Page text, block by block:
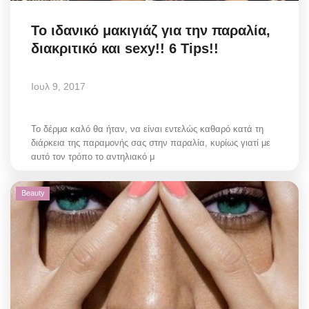
Aegean Islands
Σεβασμιώτατος Δωρόθεος Β’
Cost Of Living Crisis
Opinion + Analysis
L’Art des Sens
Local Elections 2023
All News
About
To ιδανικό μακιγιάζ για την παραλία,
διακριτικό και sexy!! 6 Tips!!
Ιουλ 9, 2017
Το δέρμα καλό θα ήταν, να είναι εντελώς καθαρό κατά τη
διάρκεια της παραμονής σας στην παραλία, κυρίως γιατί με
αυτό τον τρόπο το αντηλιακό μ
Beauty